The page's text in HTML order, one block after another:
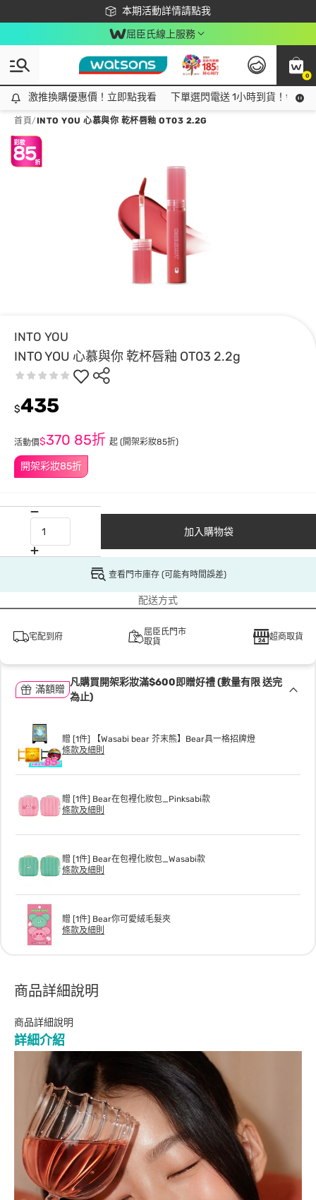
本期活動詳情請點我
下載app最高回饋$350
屈臣氏線上服務
0
激推換購優惠價！立即點我看
激推換購優惠價！立即點我看 下單選閃電送 1小時到貨！領神
首頁/INTO YOU 心慕與你 乾杯唇釉 OT03 2.2G
INTO YOU
INTO YOU 心慕與你 乾杯唇釉 OT03 2.2g
開架彩妝85折
$435
活動價$370 85折 起 (開架彩妝85折)
加入購物袋
查看門市庫存 (可能有時間誤差)
配送方式
宅配到府
屈臣氏門市
取貨
超商取貨
滿額贈
凡購買開架彩妝滿$600即贈好禮 (數量有限 送完
為止)
贈 [1件] 【Wasabi bear 芥末熊】Bear具一格招牌燈
條款及細則
贈 [1件] Bear在包裡化妝包_Pinksabi款
條款及細則
贈 [1件] Bear在包裡化妝包_Wasabi款
條款及細則
贈 [1件] Bear你可愛絨毛髮夾
條款及細則
商品詳細說明
商品詳細說明
詳細介紹